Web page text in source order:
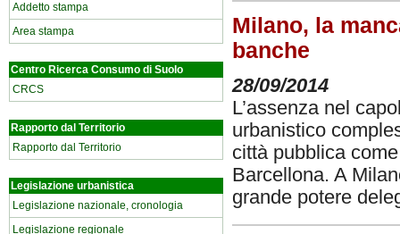
Addetto stampa
Area stampa
Centro Ricerca Consumo di Suolo
CRCS
Rapporto dal Territorio
Rapporto dal Territorio
Legislazione urbanistica
Legislazione nazionale, cronologia
Legislazione regionale
Milano, la
banche
28/09/2014
L’assenza nel
urbanistico
città pubblica
Barcellona. A
grande potere